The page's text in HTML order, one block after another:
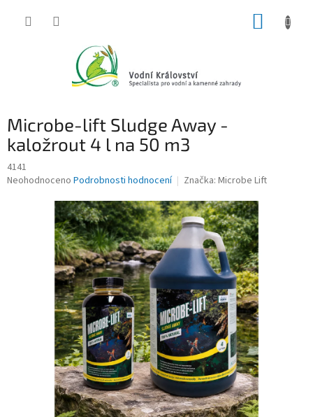
Microbe-lift Sludge Away -
kaložrout 4 l na 50 m3
4141
Průměrné
Neohodnoceno Podrobnosti hodnocení Značka: Microbe Lift